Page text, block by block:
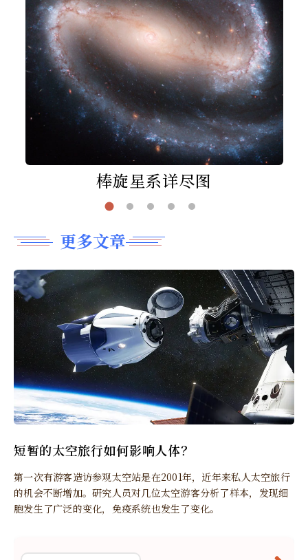
棒旋星系详尽图
更多文章
短暂的太空旅行如何影响人体？
第一次有游客造访参观太空站是在2001年，近年来私人太空旅行
的机会不断增加。研究人员对几位太空游客分析了样本，发现细
胞发生了广泛的变化，免疫系统也发生了变化。